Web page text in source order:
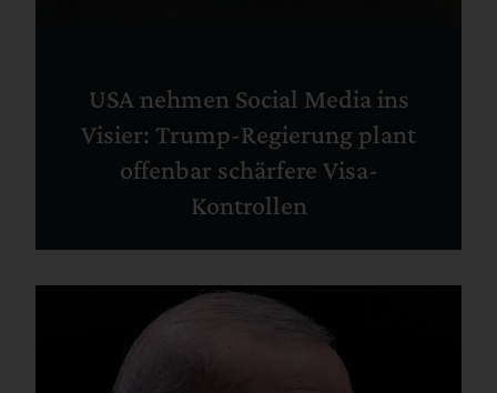
USA nehmen Social Media ins
Visier: Trump-Regierung plant
offenbar schärfere Visa-
Kontrollen